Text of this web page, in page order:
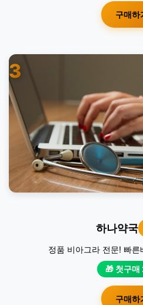
구매하
3
하나약국
정품 비아그라 전문! 빠
🎁 첫구매
구매하